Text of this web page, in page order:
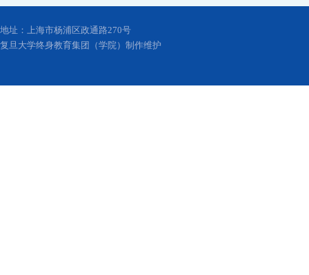
地址：上海市杨浦区政通路270号
复旦大学终身教育集团（学院）制作维护